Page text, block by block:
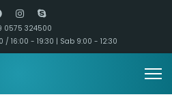
0575 324500
/ 16:00 - 19:30 | Sab 9:00 - 12:30